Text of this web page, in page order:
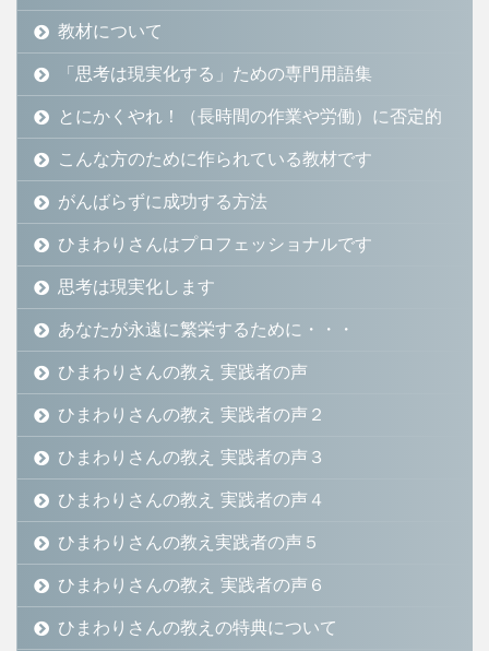
教材について
「思考は現実化する」ための専門用語集
とにかくやれ！（長時間の作業や労働）に否定的
こんな方のために作られている教材です
がんばらずに成功する方法
ひまわりさんはプロフェッショナルです
思考は現実化します
あなたが永遠に繁栄するために・・・
ひまわりさんの教え 実践者の声
ひまわりさんの教え 実践者の声２
ひまわりさんの教え 実践者の声３
ひまわりさんの教え 実践者の声４
ひまわりさんの教え実践者の声５
ひまわりさんの教え 実践者の声６
ひまわりさんの教えの特典について